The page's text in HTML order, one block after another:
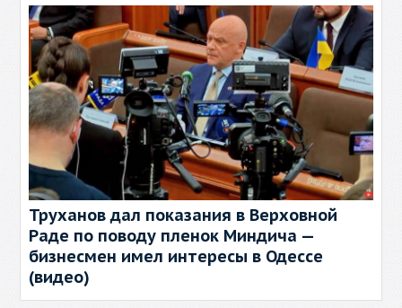
Труханов дал показания в Верховной
Раде по поводу пленок Миндича —
бизнесмен имел интересы в Одессе
(видео)